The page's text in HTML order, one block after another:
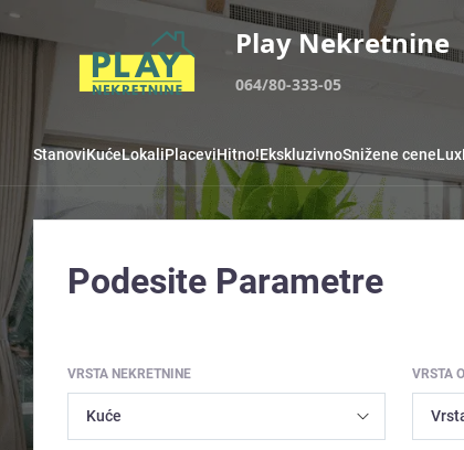
Play Nekretnine
064/80-333-05
StanoviKućeLokaliPlaceviHitno!EkskluzivnoSnižene ceneLux
Podesite Parametre
VRSTA NEKRETNINE VRSTA